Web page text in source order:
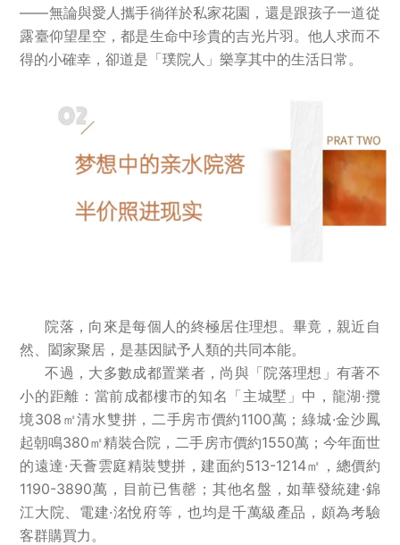
——無論與愛人攜手徜徉於私家花園，還是跟孩子一道從
露臺仰望星空，都是生命中珍貴的吉光片羽。他人求而不
得的小確幸，卻道是「璞院人」樂享其中的生活日常。
院落，向來是每個人的終極居住理想。畢竟，親近自
然、闔家聚居，是基因賦予人類的共同本能。
不過，大多數成都置業者，尚與「院落理想」有著不
小的距離：當前成都樓市的知名「主城墅」中，龍湖·攬
境308㎡清水雙拼，二手房市價約1100萬；綠城·金沙鳳
起朝鳴380㎡精裝合院，二手房市價約1550萬；今年面世
的遠達·天薈雲庭精裝雙拼，建面約513-1214㎡，總價約
1190-3890萬，目前已售罄；其他名盤，如華發統建·錦
江大院、電建·洺悅府等，也均是千萬級產品，頗為考驗
客群購買力。